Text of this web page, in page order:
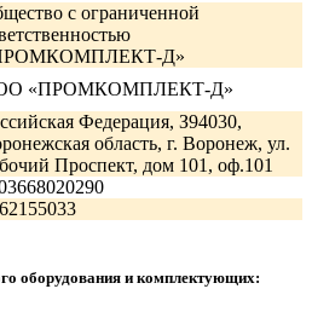
с ограниченной
Д»
«ПРОМКОМПЛЕКТ-Д»
Федерация, З94030,
область, г. Воронеж, ул.
Проспект, дом 101, оф.101
оборудования и комплектующих: